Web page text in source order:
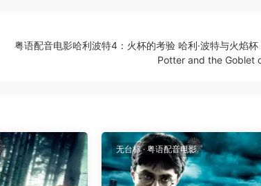
粤语配音电影哈利波特4：火杯的考验 哈利·波特与火焰
Potter and the Goblet
无台标·粤语配音电影